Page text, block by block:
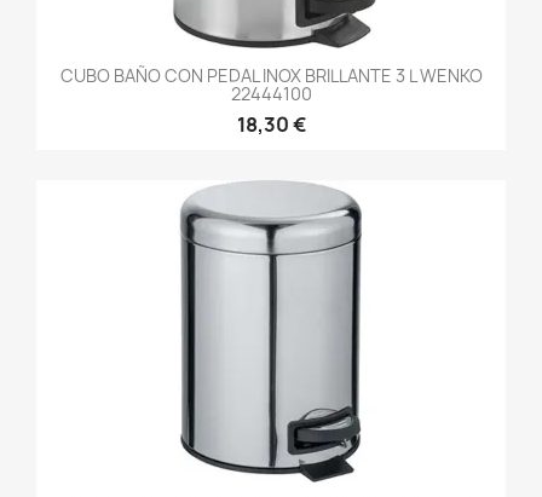
CUBO BAÑO CON PEDAL INOX BRILLANTE 3 L WENKO
22444100
18,30 €